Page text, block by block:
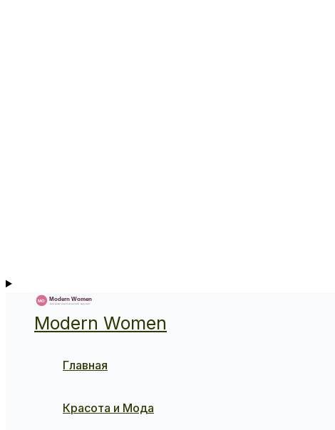
Modern Women
Главная
Красота и Мода